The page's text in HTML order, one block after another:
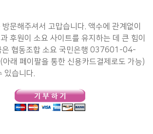
문해주셔서 고맙습니다. 액수에 관계없이
후원이 소요 사이트를 유지하는 데 큰 힘이
은 협동조합 소요 국민은행 037601-04-
래 페이팔을 통한 신용카드결제로도 가능)
있습니다.